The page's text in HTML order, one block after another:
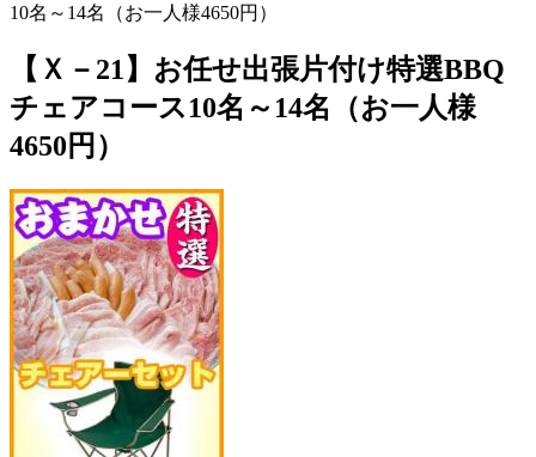
10名～14名（お一人様4650円）
【Ｘ－21】お任せ出張片付け特選BBQ
チェアコース10名～14名（お一人様
4650円）